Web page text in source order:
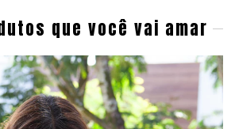
que você vai amar